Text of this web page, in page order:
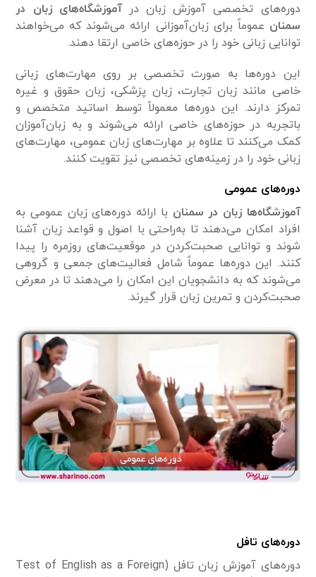
دوره‌های تخصصی آموزش زبان درآموزشگاه‌های زبان در
سمنان عموماً برای زبان‌آموزانی ارائه می‌شوند که می‌خواهند
توانایی زبانی خود را در حوزه‌های خاصی ارتقا دهند.
این دوره‌ها به صورت تخصصی بر روی مهارت‌های زبانی
خاصی مانند زبان تجارت، زبان پزشکی، زبان حقوق و غیره
تمرکز دارند. این دوره‌ها معمولاً توسط اساتید متخصص و
باتجربه در حوزه‌های خاصی ارائه می‌شوند و به زبان‌آموزان
کمک می‌کنند تا علاوه بر مهارت‌های زبان عمومی، مهارت‌های
زبانی خود را در زمینه‌های تخصصی نیز تقویت کنند.
دوره‌های عمومی
آموزشگاه‌ها زبان در سمنان با ارائه دوره‌های زبان عمومی به
افراد امکان می‌دهند تا به‌راحتی با اصول و قواعد زبان آشنا
شوند و توانایی صحبت‌کردن در موقعیت‌های روزمره را پیدا
کنند. این دوره‌ها عموماً شامل فعالیت‌های جمعی و گروهی
می‌شوند که به دانشجویان این امکان را می‌دهند تا در معرض
صحبت‌کردن و تمرین زبان قرار گیرند.
دوره‌های تافل
دوره‌های آموزش زبان تافل (Test of English as a Foreign